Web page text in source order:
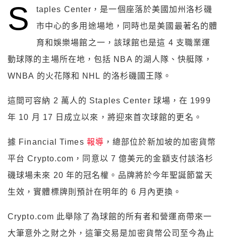
S
taples Center，是一個座落於美國加州洛杉磯
市中心的多用途場地，同時也是美國最著名的體
育和娛樂場館之一，該球館也是這 4 支職業運
動球隊的主場所在地，包括 NBA 的湖人隊、快艇隊，
WNBA 的火花隊和 NHL 的洛杉磯國王隊。
這間可容納 2 萬人的 Staples Center 球場，在 1999
年 10 月 17 日成立以來，將迎來首次球館的更名。
據 Financial Times 報導 ，總部位於新加坡的加密貨幣
平台 Crypto.com，同意以 7 億美元的金額支付該洛杉
磯球場未來 20 年的冠名權。品牌將於今年聖誕節當天
生效，實體標牌則預計在明年的 6 月內更換。
Crypto.com 此舉除了為球館的所有者和營運商帶來一
大筆意外之財之外，這筆交易是加密貨幣公司至今為止